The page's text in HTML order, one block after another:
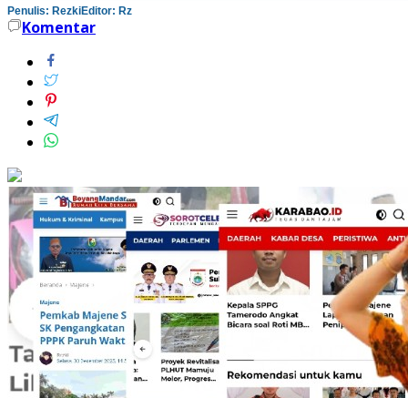
Penulis: RezkiEditor: Rz
Komentar